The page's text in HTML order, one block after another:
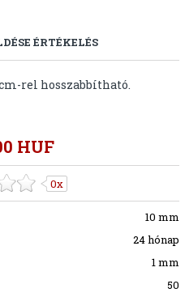
ÉRTÉKELÉS
rel hosszabbítható.
HUF
0x
10 mm
24 hónap
1 mm
50